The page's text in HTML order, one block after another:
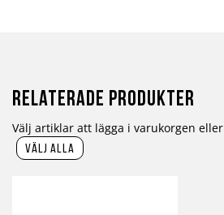
Relaterade produkter
Välj artiklar att lägga i varukorgen eller
välj alla